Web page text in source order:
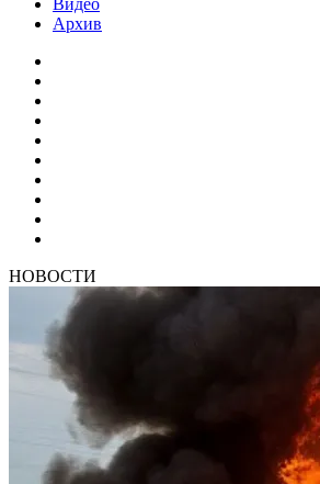
Видео
Архив
НОВОСТИ